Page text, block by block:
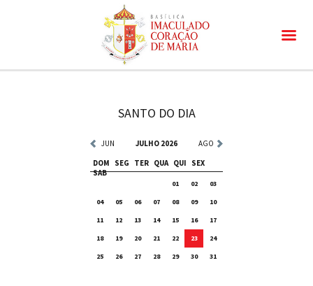
SANTO DO DIA
JUN JULHO 2026
AGO
DOM
SEG TER QUA QUI
SEX
SAB
01 02
03
04
05 06 07 08 09
10
11
12 13 14 15 16
17
18
19 20 21 22 23
24
25
26 27 28 29 30 31